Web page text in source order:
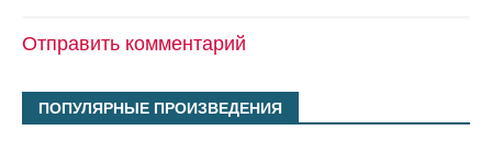
Отправить комментарий
ПОПУЛЯРНЫЕ ПРОИЗВЕДЕНИЯ